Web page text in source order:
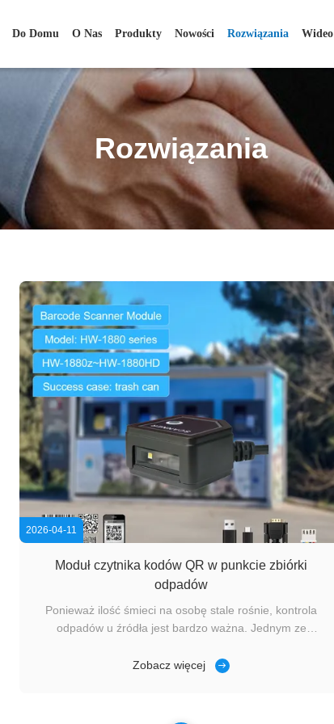
Do Domu O Nas Produkty Nowości Rozwiązania Wideo
Rozwiązania
2026-04-11
Moduł czytnika kodów QR w punkcie zbiórki
odpadów
Ponieważ ilość śmieci na osobę stale rośnie, kontrola
odpadów u źródła jest bardzo ważna. Jednym ze
imienia i nazwiska podczas wyrzucania śmieci oraz
Zobacz więcej